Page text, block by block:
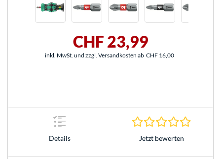
CHF 23,99
inkl. MwSt. und zzgl. Versandkosten ab CHF 16,00
Details Jetzt bewerten